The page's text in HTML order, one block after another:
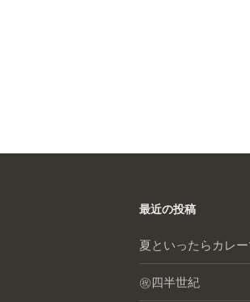
最近の投稿
夏といったらカレー
㊗️四半世紀